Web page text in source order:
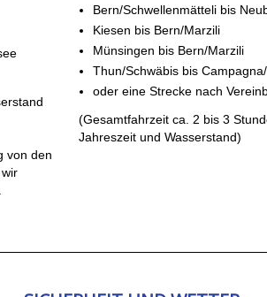
von den
Bern/Schwellenmätteli bis
Kiesen bis Bern/Marzili
Münsingen bis Bern/Marzili
Thun/Schwäbis bis
oder eine Strecke nach
(Gesamtfahrzeit ca. 2 bis 3
Jahreszeit und Wasserstand)